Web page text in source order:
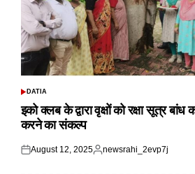
POSTED
DATIA
इको क्लब के द्वारा वृक्षों को रक्षा सूत्र बांध
करने का संकल्प
Posted
August 12, 2025
Posted
newsrahi_2evp7j